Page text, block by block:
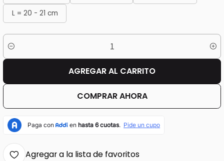
L = 20 - 21 cm
Cantidad
AGREGAR AL CARRITO
COMPRAR AHORA
Agregar a la lista de favoritos